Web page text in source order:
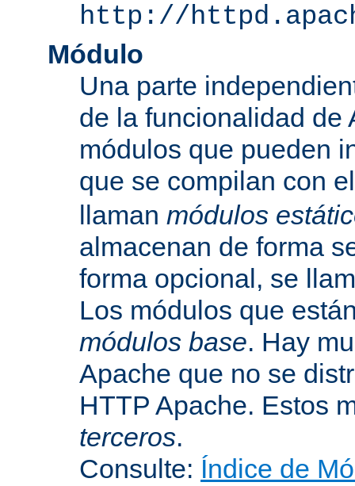
http://
Módulo
Una parte
de la funcionalidad de
módulos que pueden
que se compilan con
llaman módulos
almacenan de forma
forma opcional, se
Los módulos que
módulos base. Hay
Apache que no se
HTTP Apache. Estos
terceros.
Consulte: Índice de